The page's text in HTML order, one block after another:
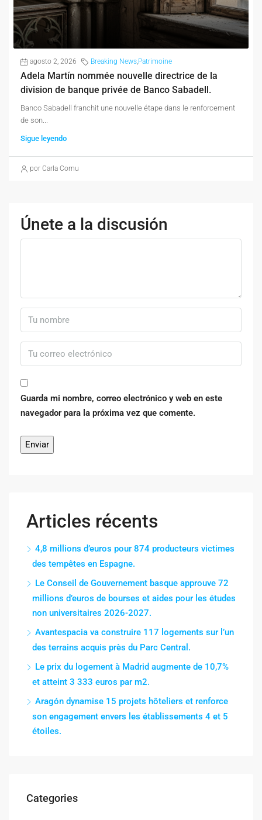
agosto 2, 2026 Breaking News,Patrimoine
Adela Martín nommée nouvelle directrice de la
division de banque privée de Banco Sabadell.
Banco Sabadell franchit une nouvelle étape dans le renforcement
de son...
Sigue leyendo
por Carla Cornu
Únete a la discusión
Guarda mi nombre, correo electrónico y web en este
navegador para la próxima vez que comente.
Articles récents
4,8 millions d’euros pour 874 producteurs victimes
des tempêtes en Espagne.
Le Conseil de Gouvernement basque approuve 72
millions d’euros de bourses et aides pour les études
non universitaires 2026-2027.
Avantespacia va construire 117 logements sur l’un
des terrains acquis près du Parc Central.
Le prix du logement à Madrid augmente de 10,7%
et atteint 3 333 euros par m2.
Aragón dynamise 15 projets hôteliers et renforce
son engagement envers les établissements 4 et 5
étoiles.
Categories